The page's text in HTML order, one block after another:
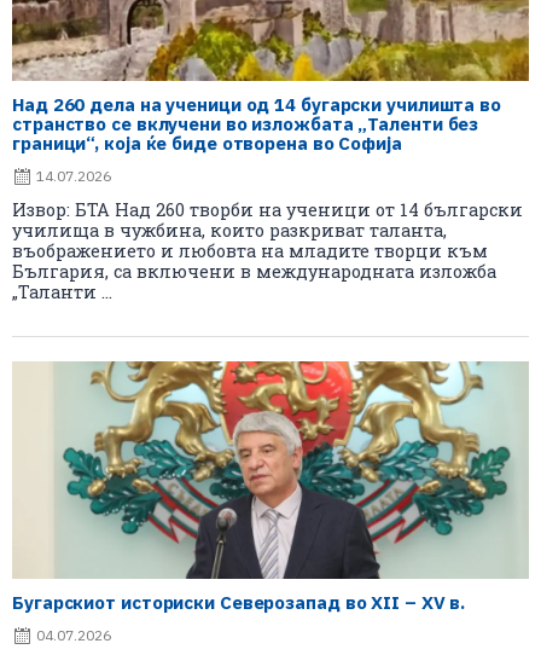
Над 260 дела на ученици од 14 бугарски училишта во
странство се вклучени во изложбата „Таленти без
граници“, која ќе биде отворена во Софија
14.07.2026
Извор: БТА Над 260 творби на ученици от 14 български
училища в чужбина, които разкриват таланта,
въображението и любовта на младите творци към
България, са включени в международната изложба
„Таланти ...
Бугарскиот историски Северозапад во XII – XV в.
04.07.2026